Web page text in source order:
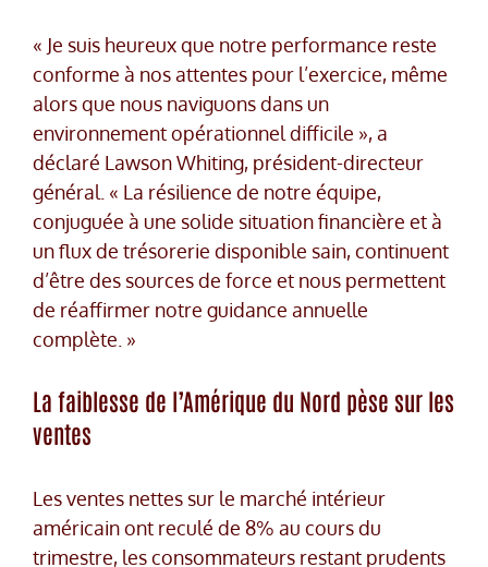
« Je suis heureux que notre performance reste
conforme à nos attentes pour l’exercice, même
alors que nous naviguons dans un
environnement opérationnel difficile », a
déclaré Lawson Whiting, président-directeur
général. « La résilience de notre équipe,
conjuguée à une solide situation financière et à
un flux de trésorerie disponible sain, continuent
d’être des sources de force et nous permettent
de réaffirmer notre guidance annuelle
complète. »
La faiblesse de l’Amérique du Nord pèse sur les
ventes
Les ventes nettes sur le marché intérieur
américain ont reculé de 8% au cours du
trimestre, les consommateurs restant prudents